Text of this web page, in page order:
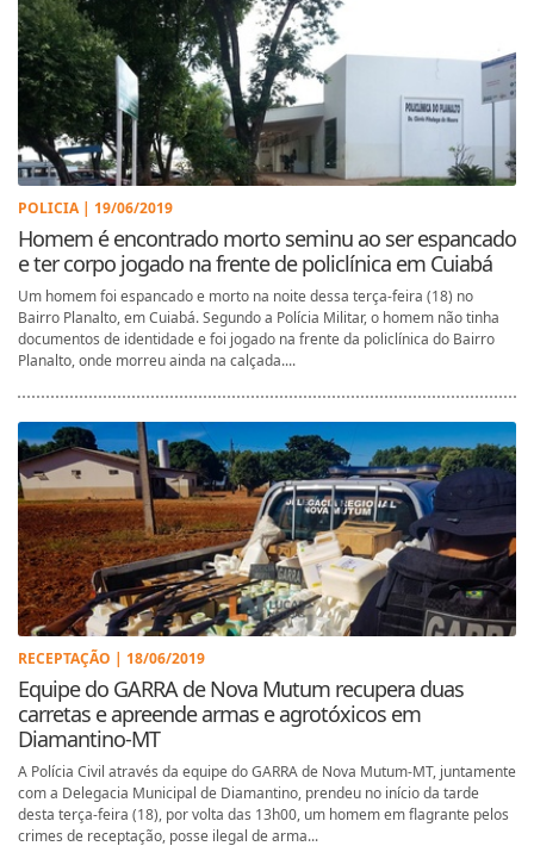
POLICIA | 19/06/2019
Homem é encontrado morto seminu ao ser espancado
e ter corpo jogado na frente de policlínica em Cuiabá
Um homem foi espancado e morto na noite dessa terça-feira (18) no
Bairro Planalto, em Cuiabá. Segundo a Polícia Militar, o homem não tinha
documentos de identidade e foi jogado na frente da policlínica do Bairro
Planalto, onde morreu ainda na calçada....
RECEPTAÇÃO | 18/06/2019
Equipe do GARRA de Nova Mutum recupera duas
carretas e apreende armas e agrotóxicos em
Diamantino-MT
A Polícia Civil através da equipe do GARRA de Nova Mutum-MT, juntamente
com a Delegacia Municipal de Diamantino, prendeu no início da tarde
desta terça-feira (18), por volta das 13h00, um homem em flagrante pelos
crimes de receptação, posse ilegal de arma...